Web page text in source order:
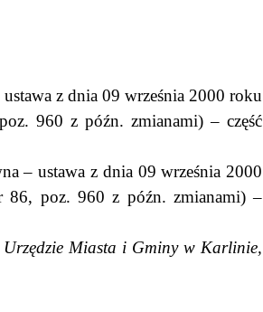
z dnia 09 września 2000 roku
960 z późn. zmianami) – część
– ustawa z dnia 09 września 2000
86, poz. 960 z późn. zmianami) –
Miasta i Gminy w Karlinie,